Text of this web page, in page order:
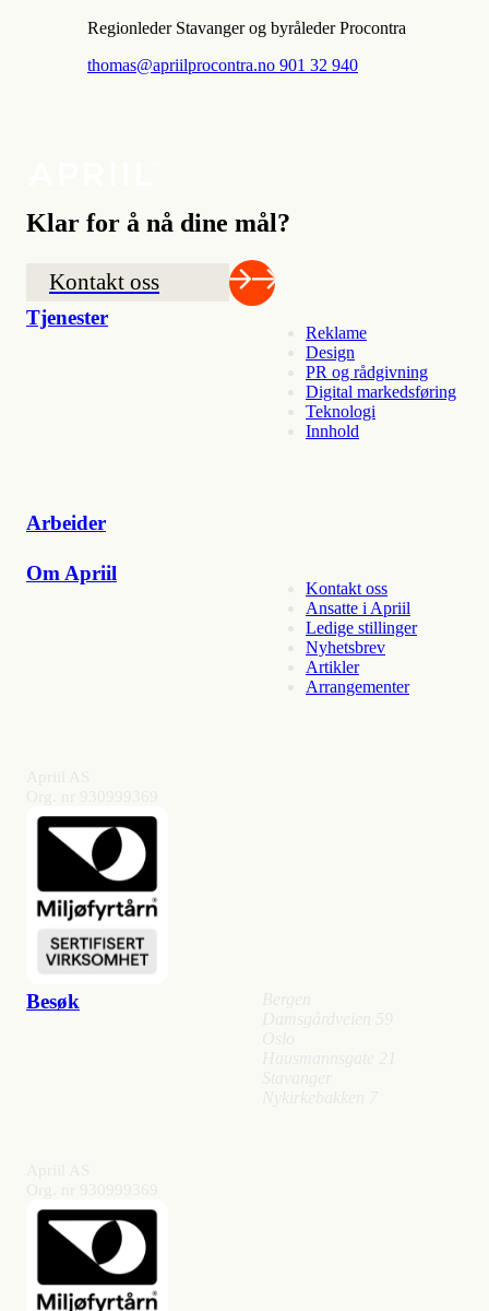
Regionleder Stavanger og byråleder Procontra
thomas@apriilprocontra.no 901 32 940
Klar for å nå dine mål?
Kontakt oss
Tjenester
Reklame
Design
PR og rådgivning
Digital markedsføring
Teknologi
Innhold
Arbeider
Besøk
Om Apriil
Kontakt oss
Ansatte i Apriil
Ledige stillinger
Nyhetsbrev
Artikler
Arrangementer